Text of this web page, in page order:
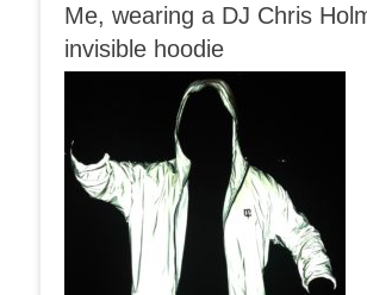
Me, wearing a DJ Chris
invisible hoodie